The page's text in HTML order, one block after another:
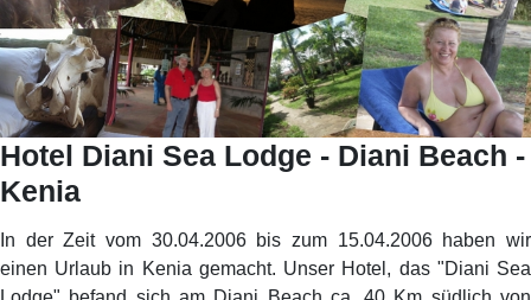
Hotel Diani Sea Lodge - Diani Beach -
Kenia
In der Zeit vom 30.04.2006 bis zum 15.04.2006 haben wir
einen Urlaub in Kenia gemacht. Unser Hotel, das "Diani Sea